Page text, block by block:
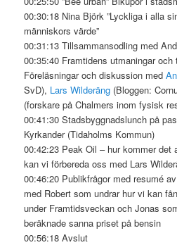
00:30:18 Nina Björk ”Lyckliga i alla
människors värde”
00:31:13 Tillsammansodling med
00:35:40 Framtidens utmaningar och
Föreläsningar och diskussion med
SvD), Lars Wilderäng (Bloggen:
(forskare på Chalmers inom fysisk
00:41:30 Stadsbyggnadslunch på
Kyrkander (Tidaholms Kommun)
00:42:23 Peak Oil – hur kommer det
kan vi förbereda oss med Lars
00:46:20 Publikfrågor med resumé
med Robert som undrar hur vi kan
under Framtidsveckan och Jonas
beräknade sanna priset på bensin
00:56:18 Avslut